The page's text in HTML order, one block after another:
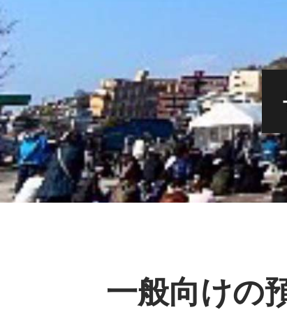
一般向けの